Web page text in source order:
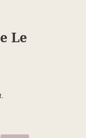
Le